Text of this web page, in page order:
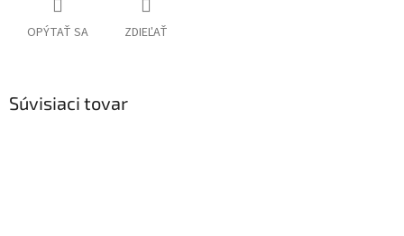
OPÝTAŤ SA ZDIEĽAŤ
Súvisiaci tovar